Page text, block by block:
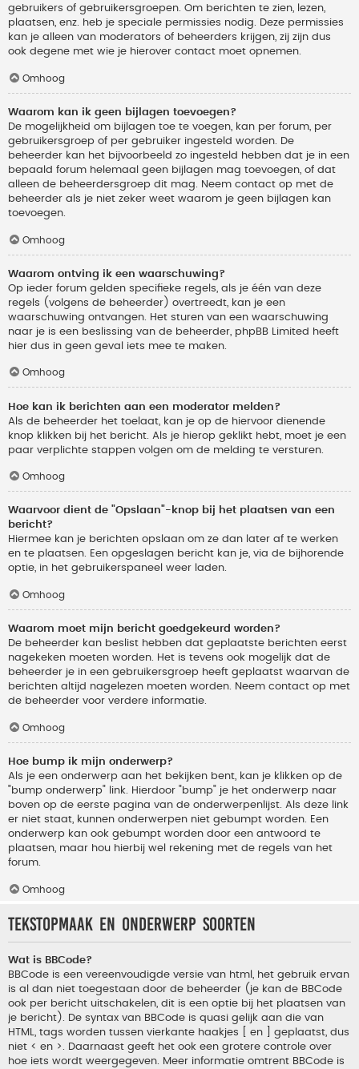
gebruikers of gebruikersgroepen. Om berichten te zien, lezen,
plaatsen, enz. heb je speciale permissies nodig. Deze permissies
kan je alleen van moderators of beheerders krijgen, zij zijn dus
ook degene met wie je hierover contact moet opnemen.
Omhoog
Waarom kan ik geen bijlagen toevoegen?
De mogelijkheid om bijlagen toe te voegen, kan per forum, per
gebruikersgroep of per gebruiker ingesteld worden. De
beheerder kan het bijvoorbeeld zo ingesteld hebben dat je in een
bepaald forum helemaal geen bijlagen mag toevoegen, of dat
alleen de beheerdersgroep dit mag. Neem contact op met de
beheerder als je niet zeker weet waarom je geen bijlagen kan
toevoegen.
Omhoog
Waarom ontving ik een waarschuwing?
Op ieder forum gelden specifieke regels, als je één van deze
regels (volgens de beheerder) overtreedt, kan je een
waarschuwing ontvangen. Het sturen van een waarschuwing
naar je is een beslissing van de beheerder, phpBB Limited heeft
hier dus in geen geval iets mee te maken.
Omhoog
Hoe kan ik berichten aan een moderator melden?
Als de beheerder het toelaat, kan je op de hiervoor dienende
knop klikken bij het bericht. Als je hierop geklikt hebt, moet je een
paar verplichte stappen volgen om de melding te versturen.
Omhoog
Waarvoor dient de "Opslaan"-knop bij het plaatsen van een
bericht?
Hiermee kan je berichten opslaan om ze dan later af te werken
en te plaatsen. Een opgeslagen bericht kan je, via de bijhorende
optie, in het gebruikerspaneel weer laden.
Omhoog
Waarom moet mijn bericht goedgekeurd worden?
De beheerder kan beslist hebben dat geplaatste berichten eerst
nagekeken moeten worden. Het is tevens ook mogelijk dat de
beheerder je in een gebruikersgroep heeft geplaatst waarvan de
berichten altijd nagelezen moeten worden. Neem contact op met
de beheerder voor verdere informatie.
Omhoog
Hoe bump ik mijn onderwerp?
Als je een onderwerp aan het bekijken bent, kan je klikken op de
"bump onderwerp" link. Hierdoor "bump" je het onderwerp naar
boven op de eerste pagina van de onderwerpenlijst. Als deze link
er niet staat, kunnen onderwerpen niet gebumpt worden. Een
onderwerp kan ook gebumpt worden door een antwoord te
plaatsen, maar hou hierbij wel rekening met de regels van het
forum.
Omhoog
Tekstopmaak en onderwerp soorten
Wat is BBCode?
BBCode is een vereenvoudigde versie van html, het gebruik ervan
is al dan niet toegestaan door de beheerder (je kan de BBCode
ook per bericht uitschakelen, dit is een optie bij het plaatsen van
je bericht). De syntax van BBCode is quasi gelijk aan die van
HTML, tags worden tussen vierkante haakjes [ en ] geplaatst, dus
niet < en >. Daarnaast geeft het ook een grotere controle over
hoe iets wordt weergegeven. Meer informatie omtrent BBCode is